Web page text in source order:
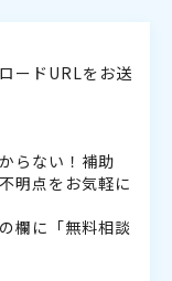
ードURLをお送
らない！補助
明点をお気軽に
欄に「無料相談